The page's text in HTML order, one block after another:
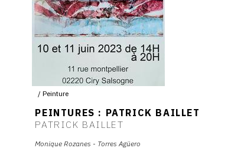
Peinture
PEINTURES : PATRICK BAILLET
PATRICK BAILLET
Monique Rozanes - Torres Agüero